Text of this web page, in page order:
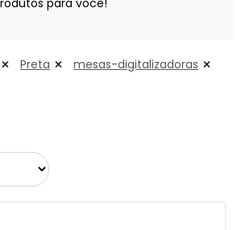
para você!
Preta mesas-digitalizadoras